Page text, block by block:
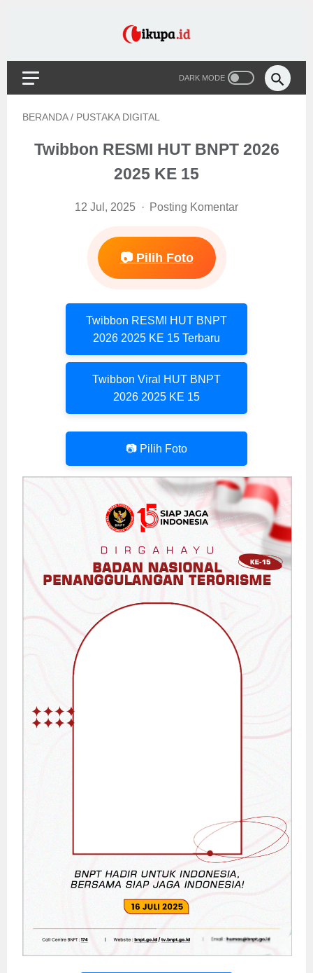
BERANDA / PUSTAKA DIGITAL
Twibbon RESMI HUT BNPT 2026
2025 KE 15
12 Jul, 2025 Posting Komentar
📷 Pilih Foto
Twibbon RESMI HUT BNPT
2026 2025 KE 15 Terbaru
Twibbon Viral HUT BNPT
2026 2025 KE 15
📷 Pilih Foto